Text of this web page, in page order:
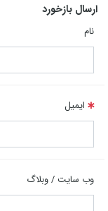
ارسال بازخورد
نام
ایمیل
وب سایت / وبلاگ